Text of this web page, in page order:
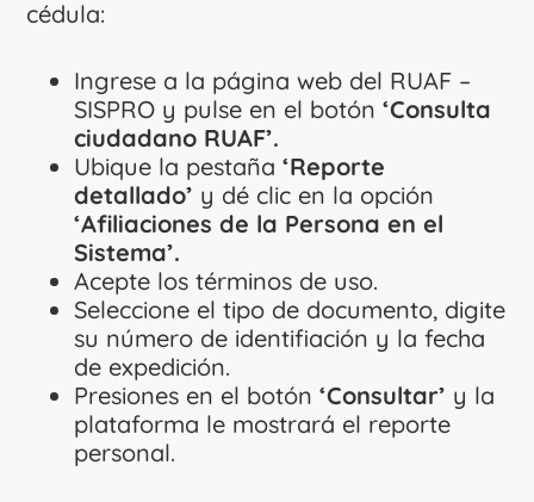
cédula:
Ingrese a la página web del RUAF –
SISPRO y pulse en el botón‘Consulta
ciudadano RUAF​’.
Ubique la pestaña ‘Reporte
detallado’ y dé clic en la opción
‘Afiliaciones de la Persona en el
Sistema’.
Acepte los términos de uso.
Seleccione el tipo de documento, digite
su número de identifiación y la fecha
de expedición.
Presiones en el botón ‘Consultar’ y la
plataforma le mostrará el reporte
personal.